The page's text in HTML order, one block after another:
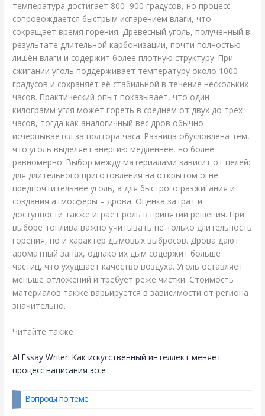
температура достигает 800–900 градусов, но процесс
сопровождается быстрым испарением влаги, что
сокращает время горения. Древесный уголь, полученный в
результате длительной карбонизации, почти полностью
лишён влаги и содержит более плотную структуру. При
сжигании уголь поддерживает температуру около 1000
градусов и сохраняет её стабильной в течение нескольких
часов. Практический опыт показывает, что один
килограмм угля может гореть в среднем от двух до трёх
часов, тогда как аналогичный вес дров обычно
исчерпывается за полтора часа. Разница обусловлена тем,
что уголь выделяет энергию медленнее, но более
равномерно. Выбор между материалами зависит от целей:
для длительного приготовления на открытом огне
предпочтительнее уголь, а для быстрого разжигания и
создания атмосферы – дрова. Оценка затрат и
доступности также играет роль в принятии решения. При
выборе топлива важно учитывать не только длительность
горения, но и характер дымовых выбросов. Дрова дают
ароматный запах, однако их дым содержит больше
частиц, что ухудшает качество воздуха. Уголь оставляет
меньше отложений и требует реже чистки. Стоимость
материалов также варьируется в зависимости от региона
значительно.
Читайте также
AI Essay Writer: Как искусственный интеллект меняет
процесс написания эссе
Вопросы по теме